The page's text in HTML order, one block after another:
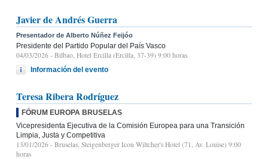
Javier de Andrés Guerra
Presentador de Alberto Núñez Feijóo
Presidente del Partido Popular del País Vasco
04/03/2026 - Bilbao, Hotel Ercilla (Ercilla, 37-39) 9:00 horas
Información del evento
Teresa Ribera Rodríguez
FÓRUM EUROPA BRUSELAS
Vicepresidenta Ejecutiva de la Comisión Europea para una Transición
Limpia, Justa y Competitiva
13/01/2026 - Bruselas, Steigenberger Icon Wiltcher's Hotel (71, Av. Louise) 9:00
horas